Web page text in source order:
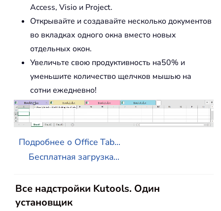
Access, Visio и Project.
Открывайте и создавайте несколько документов
во вкладках одного окна вместо новых
отдельных окон.
Увеличьте свою продуктивность на50% и
уменьшите количество щелчков мышью на
сотни ежедневно!
Подробнее о Office Tab...
Бесплатная загрузка...
Все надстройки Kutools. Один
установщик